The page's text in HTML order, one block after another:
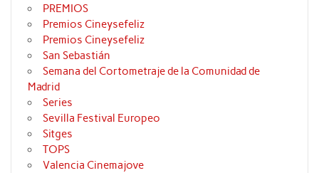
PREMIOS
Premios Cineysefeliz
Premios Cineysefeliz
San Sebastián
Semana del Cortometraje de la Comunidad de
Madrid
Series
Sevilla Festival Europeo
Sitges
TOPS
Valencia Cinemajove